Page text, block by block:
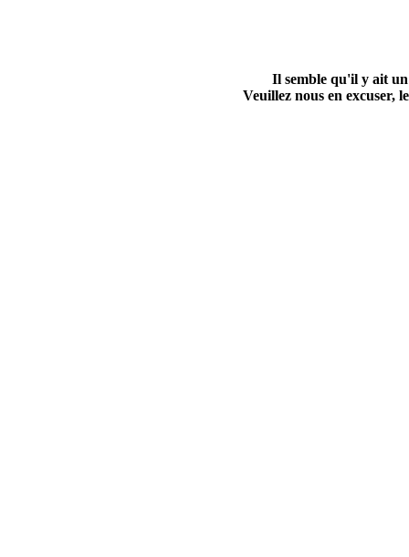
Il semble qu'il y ait
Veuillez nous en excuser,